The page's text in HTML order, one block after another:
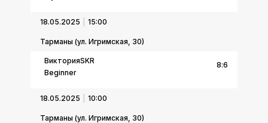
18.05.2025 15:00
Тарманы (ул. Игримская, 30)
ВикторияSKR
Beginner
8:6
18.05.2025 10:00
Тарманы (ул. Игримская, 30)